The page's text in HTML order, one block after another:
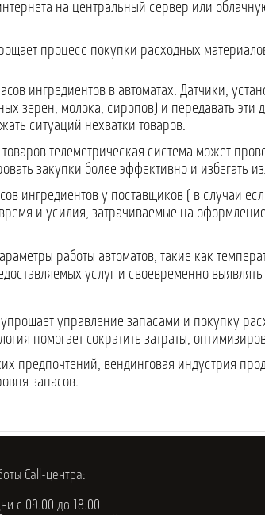
на центральный сервер или
процесс покупки расходных
ингредиентов в автоматах. Датчики,
зерен, молока, сиропов) и передавать эти
ситуаций нехватки товаров.
телеметрическая система может
закупки более эффективно и избегать
ингредиентов у поставщиков ( в случаи
и усилия, затрачиваемые на
работы автоматов, такие как
услуг и своевременно
управление запасами и покупку
помогает сократить затраты,
предпочтений, вендинговая индустрия
запасов.
Call-центра:
с 09.00 до 18.00